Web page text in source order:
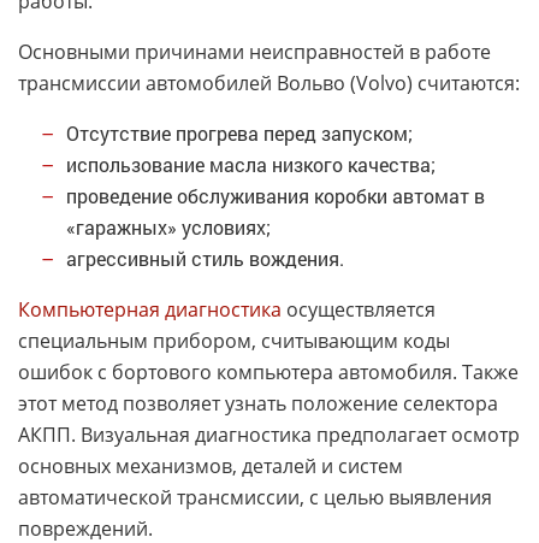
Основными причинами неисправностей в работе
трансмиссии автомобилей Вольво (Volvo) считаются:
Отсутствие прогрева перед запуском;
использование масла низкого качества;
проведение обслуживания коробки автомат в
«гаражных» условиях;
агрессивный стиль вождения.
Компьютерная диагностика осуществляется
специальным прибором, считывающим коды
ошибок с бортового компьютера автомобиля. Также
этот метод позволяет узнать положение селектора
АКПП. Визуальная диагностика предполагает осмотр
основных механизмов, деталей и систем
автоматической трансмиссии, с целью выявления
повреждений.